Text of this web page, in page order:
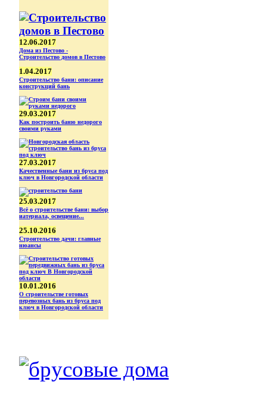
12.06.2017
Дома из Пестово -
Строительство домов в Пестово
1.04.2017
Строительство бани: описание
конструкций бань
29.03.2017
Как построить баню недорого
своими руками
27.03.2017
Качественные бани из бруса под
ключ в Новгородской области
25.03.2017
Всё о строительстве бани: выбор
иатериала, освещение...
25.10.2016
Строительство дачи: главные
нюансы
10.01.2016
О строительстве готовых
перевозных бань из бруса под
ключ в Новгородской области